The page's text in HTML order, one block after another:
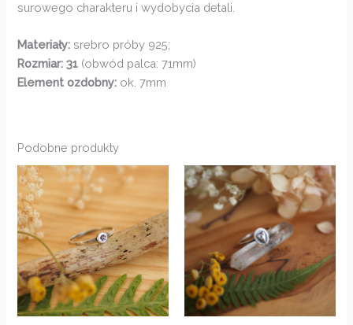
surowego charakteru i wydobycia detali.
Materiały: srebro próby 925;
Rozmiar: 31 (obwód palca: 71mm)
Element ozdobny: ok. 7mm
Podobne produkty